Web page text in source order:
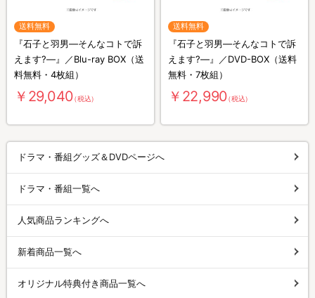
送料無料
『石子と羽男―そんなコトで訴
えます?―』／Blu-ray BOX（送
料無料・4枚組）
￥29,040（税込）
送料無料
『石子と羽男―そんなコトで訴
えます?―』／DVD-BOX（送料
無料・7枚組）
￥22,990（税込）
ドラマ・番組グッズ＆DVDページへ
ドラマ・番組一覧へ
人気商品ランキングへ
新着商品一覧へ
オリジナル特典付き商品一覧へ